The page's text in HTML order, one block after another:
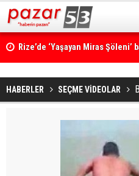
Rize’de ‘Yaşayan Miras Şöleni’
HABERLER SEÇME VİDEOLAR